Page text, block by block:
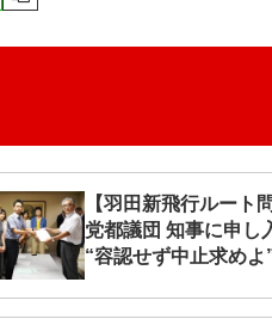
【羽田新飛行ルート問
党都議団 知事に申し
“容認せず中止求めよ